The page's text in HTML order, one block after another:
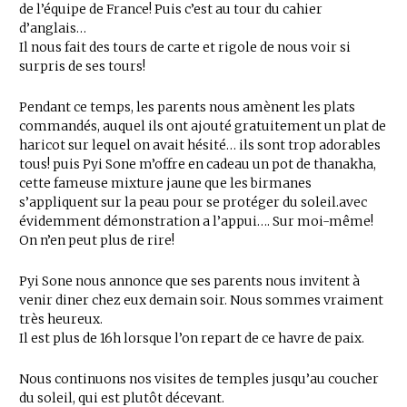
de l’équipe de France! Puis c’est au tour du cahier
d’anglais…
Il nous fait des tours de carte et rigole de nous voir si
surpris de ses tours!
Pendant ce temps, les parents nous amènent les plats
commandés, auquel ils ont ajouté gratuitement un plat de
haricot sur lequel on avait hésité… ils sont trop adorables
tous! puis Pyi Sone m’offre en cadeau un pot de thanakha,
cette fameuse mixture jaune que les birmanes
s’appliquent sur la peau pour se protéger du soleil.avec
évidemment démonstration a l’appui…. Sur moi-même!
On n’en peut plus de rire!
Pyi Sone nous annonce que ses parents nous invitent à
venir diner chez eux demain soir. Nous sommes vraiment
très heureux.
Il est plus de 16h lorsque l’on repart de ce havre de paix.
Nous continuons nos visites de temples jusqu’au coucher
du soleil, qui est plutôt décevant.